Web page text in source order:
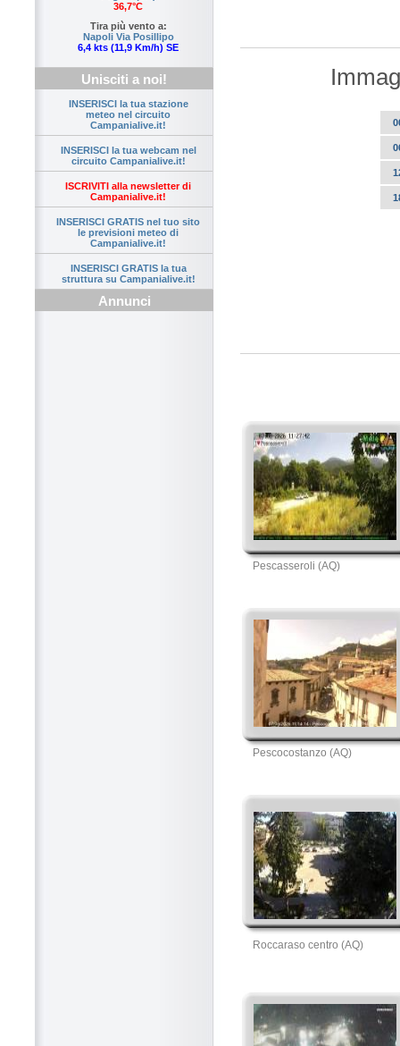
36,7°C
Tira più vento a:
Napoli Via Posillipo
6,4 kts (11,9 Km/h) SE
Unisciti a noi!
INSERISCI la tua stazione
meteo nel circuito
Campanialive.it!
INSERISCI la tua webcam nel
circuito Campanialive.it!
ISCRIVITI alla newsletter di
Campanialive.it!
INSERISCI GRATIS nel tuo sito
le previsioni meteo di
Campanialive.it!
INSERISCI GRATIS la tua
struttura su Campanialive.it!
Annunci
Pescasseroli (AQ)
Pescocostanzo (AQ)
Roccaraso centro (AQ)